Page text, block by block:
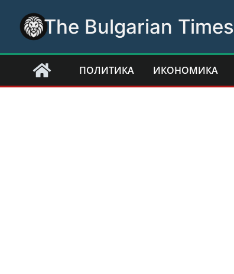
content
The Bulgarian Times
ПОЛИТИКА ИКОНОМИКА